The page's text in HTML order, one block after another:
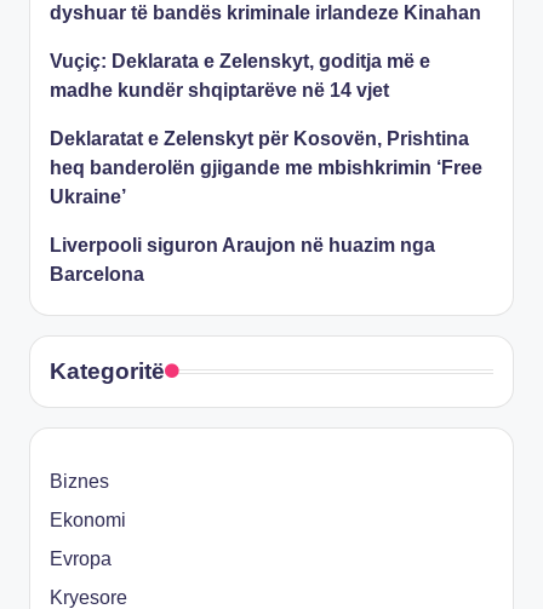
dyshuar të bandës kriminale irlandeze Kinahan
Vuçiç: Deklarata e Zelenskyt, goditja më e
madhe kundër shqiptarëve në 14 vjet
Deklaratat e Zelenskyt për Kosovën, Prishtina
heq banderolën gjigande me mbishkrimin ‘Free
Ukraine’
​Liverpooli siguron Araujon në huazim nga
Barcelona
Kategoritë
Biznes
Ekonomi
Evropa
Kryesore